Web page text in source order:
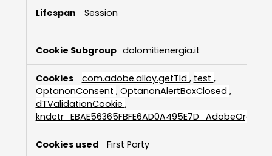
Session
dolomitienergia.it
com.adobe.alloy.getTld , test ,
OptanonConsent , OptanonAlertBoxClosed ,
dTValidationCookie ,
First Party